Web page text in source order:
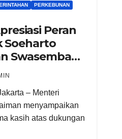
PERKEBUNAN
Peran
Soeharto
Swasembada
– Menteri
menyampaikan
kasih atas dukungan